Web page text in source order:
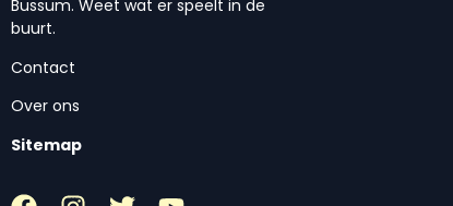
Bussum. Weet wat er speelt in de
buurt.
Contact
Over ons
Sitemap